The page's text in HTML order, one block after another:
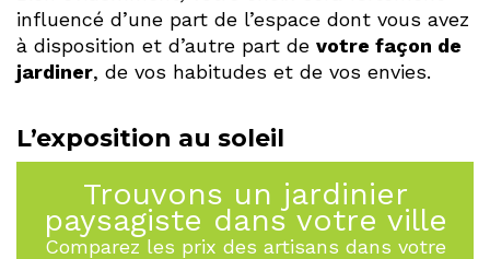
influencé d’une part de l’espace dont vous avez
à disposition et d’autre part de votre façon de
jardiner, de vos habitudes et de vos envies.
L’exposition au soleil
Trouvons un jardinier
paysagiste dans votre ville
Comparez les prix des artisans dans votre